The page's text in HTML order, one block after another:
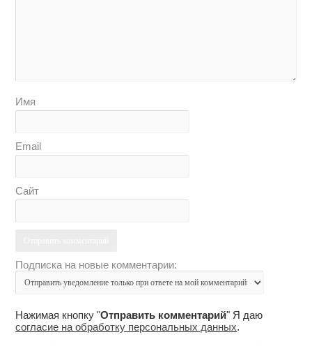
Имя
Email
Сайт
Подписка на новые комментарии:
Нажимая кнопку "Отправить комментарий" Я даю
согласие на обработку персональных данных.